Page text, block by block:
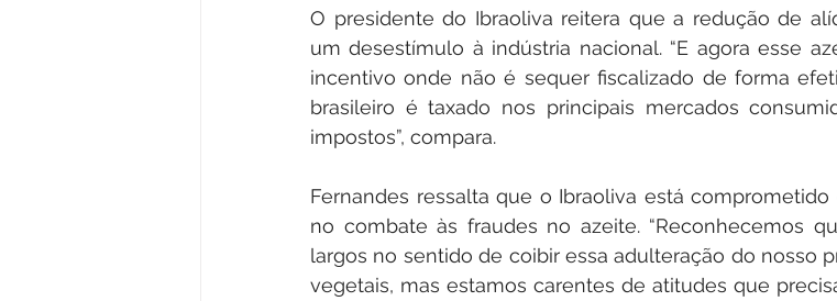
O presidente do Ibraoliva reitera que a redução de
um desestímulo à indústria nacional. “E agora esse
incentivo onde não é sequer fiscalizado de forma
brasileiro é taxado nos principais mercados
impostos”, compara.
Fernandes ressalta que o Ibraoliva está
no combate às fraudes no azeite. “Reconhecemos
largos no sentido de coibir essa adulteração do nosso
vegetais, mas estamos carentes de atitudes que